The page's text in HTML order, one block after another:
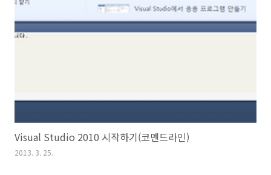
Visual Studio 2010 시작하기(코멘드라인)
2013. 3. 25.